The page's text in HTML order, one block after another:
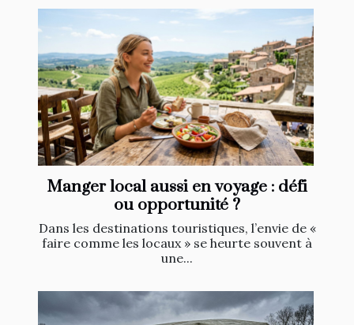
Manger local aussi en voyage : défi
ou opportunité ?
Dans les destinations touristiques, l’envie de «
faire comme les locaux » se heurte souvent à
une...